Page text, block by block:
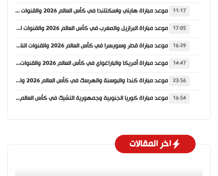
11:17 موعد مباراة هايتي واسكتلندا في كأس العالم 2026 والقنوات الناقلة
17:05 موعد مباراة البرازيل والمغرب في كأس العالم 2026 والقنوات الناقلة
16:29 موعد مباراة قطر وسويسرا في كأس العالم 2026 والقنوات الناقلة
14:47 موعد مباراة أمريكا والباراغواي في كأس العالم 2026 والقنوات الناقلة
23:56 موعد مباراة كندا والبوسنة والهرسك في كأس العالم 2026 والقنوات الناقلة
16:54 موعد مباراة كوريا الجنوبية وجمهورية التشيك في كأس العالم 2026 والقنوات الناقلة
اخر المقالات